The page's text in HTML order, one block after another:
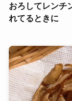
おろしてレンチ
れてるときに